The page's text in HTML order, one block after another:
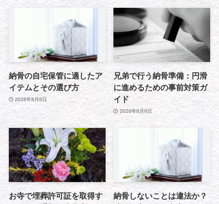
納骨の自宅保管に適したア
イテムとその選び方
2026年8月6日
兄弟で行う納骨準備：円滑
に進めるための事前対策ガ
イド
2026年8月6日
お寺で埋葬許可証を取得す
納骨しないことは違法か？